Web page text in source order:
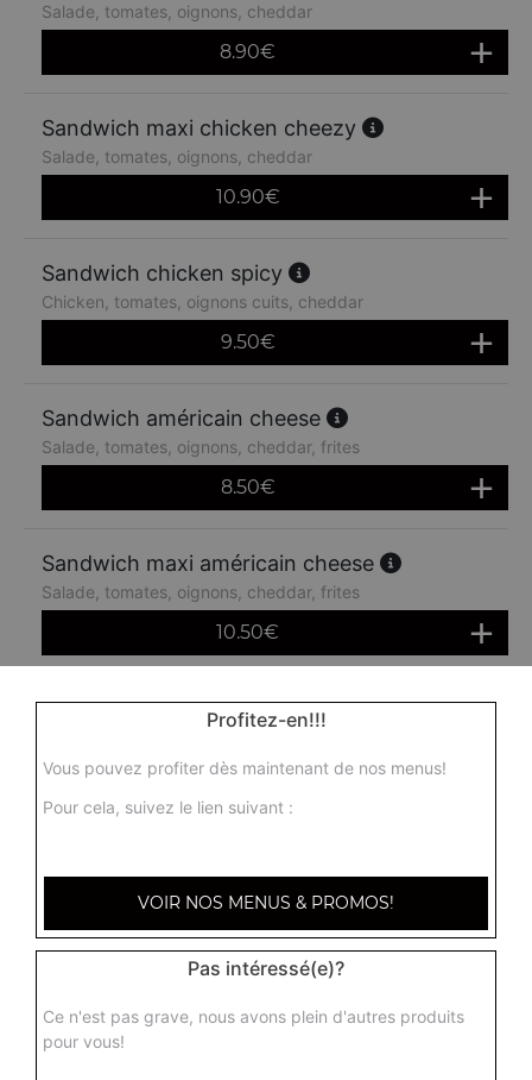
Salade, tomates, oignons, cheddar
8.90€
Sandwich maxi chicken cheezy
Salade, tomates, oignons, cheddar
10.90€
Sandwich chicken spicy
Chicken, tomates, oignons cuits, cheddar
9.50€
Sandwich américain cheese
Salade, tomates, oignons, cheddar, frites
8.50€
Sandwich maxi américain cheese
Salade, tomates, oignons, cheddar, frites
10.50€
Sandwich américain oeuf
8.50€
Salade, tomates, oignons, cheddar, frites, oeuf
Salade, tomates, oignons, cheddar
Profitez-en!!!
Vous pouvez profiter dès maintenant de nos menus!
Pour cela, suivez le lien suivant :
VOIR NOS MENUS & PROMOS!
Pas intéressé(e)?
Ce n'est pas grave, nous avons plein d'autres produits
pour vous!